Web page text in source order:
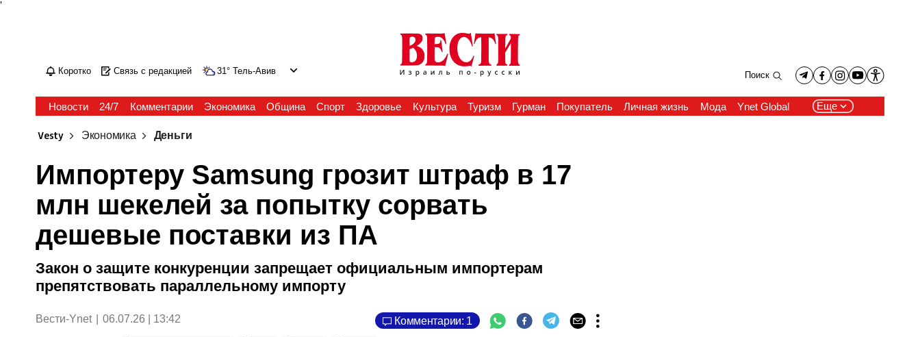
'
Коротко Связь с редакцией 31° Тель-Авив Поиск
Новости 24/7 Комментарии Экономика Община Спорт Здоровье Культура Туризм Гурман Покупатель Личная жизнь Мода Ynet Global Еще
Vesty Экономика Деньги
Импортеру Samsung грозит штраф в 17
млн шекелей за попытку сорвать
дешевые поставки из ПА
Закон о защите конкуренции запрещает официальным импортерам
препятствовать параллельному импорту
Вести-Ynet 06.07.26 | 13:42 Комментарии: 1